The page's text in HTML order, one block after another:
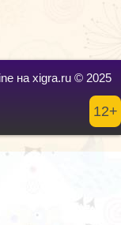
на xigra.ru © 2025
12+